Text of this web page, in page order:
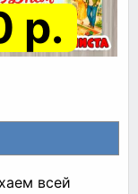
р.
всей